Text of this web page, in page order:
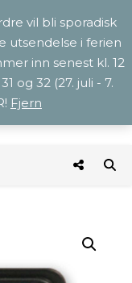
vil bli sporadisk
utsendelse i ferien
inn senest kl. 12
og 32 (27. juli - 7.
Fjern